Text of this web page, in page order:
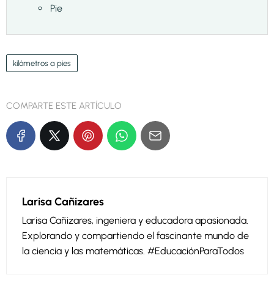
Pie
kilómetros a pies
COMPARTE ESTE ARTÍCULO
Larisa Cañizares
Larisa Cañizares, ingeniera y educadora apasionada.
Explorando y compartiendo el fascinante mundo de
la ciencia y las matemáticas. #EducaciónParaTodos